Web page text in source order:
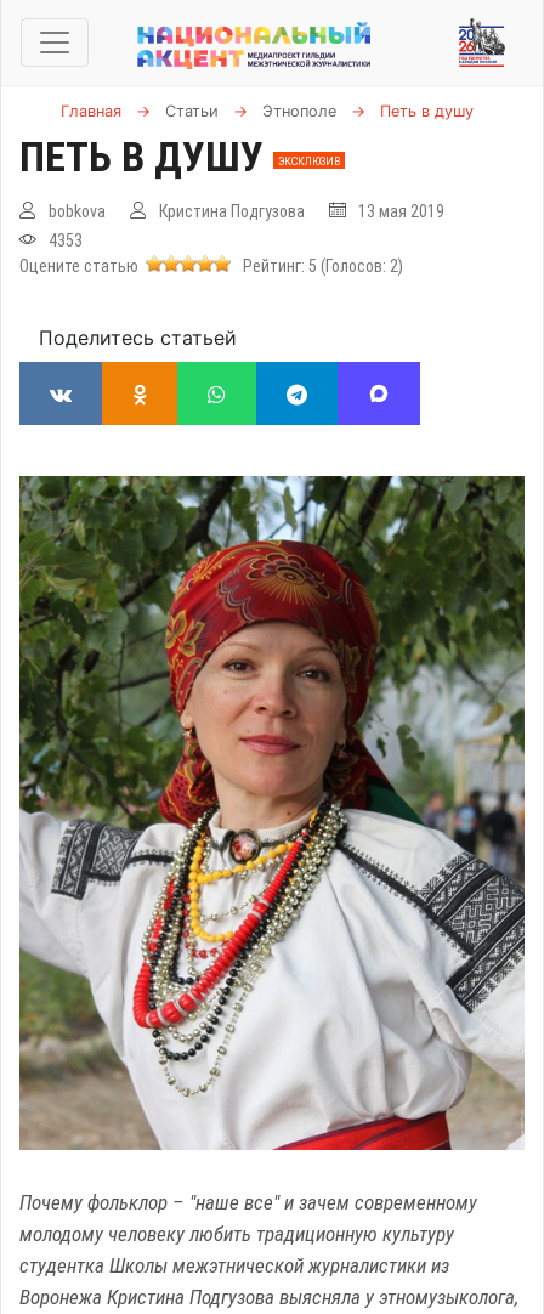
Главная → Статьи → Этнополе → Петь в душу
ПЕТЬ В ДУШУ ЭКСКЛЮЗИВ
bobkova Кристина Подгузова
13 мая 2019
4353
Оцените статью
Рейтинг: 5 (Голосов: 2)
Поделитесь статьей
Почему фольклор – "наше все" и зачем современному
молодому человеку любить традиционную культуру
студентка Школы межэтнической журналистики из
Воронежа Кристина Подгузова выясняла у этномузыколога,